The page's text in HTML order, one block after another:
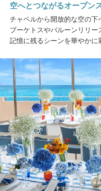
空へとつながるオープン
チャペルから開放的な空の
ブーケトスやバルーンリリ
記憶に残るシーンを華やかに